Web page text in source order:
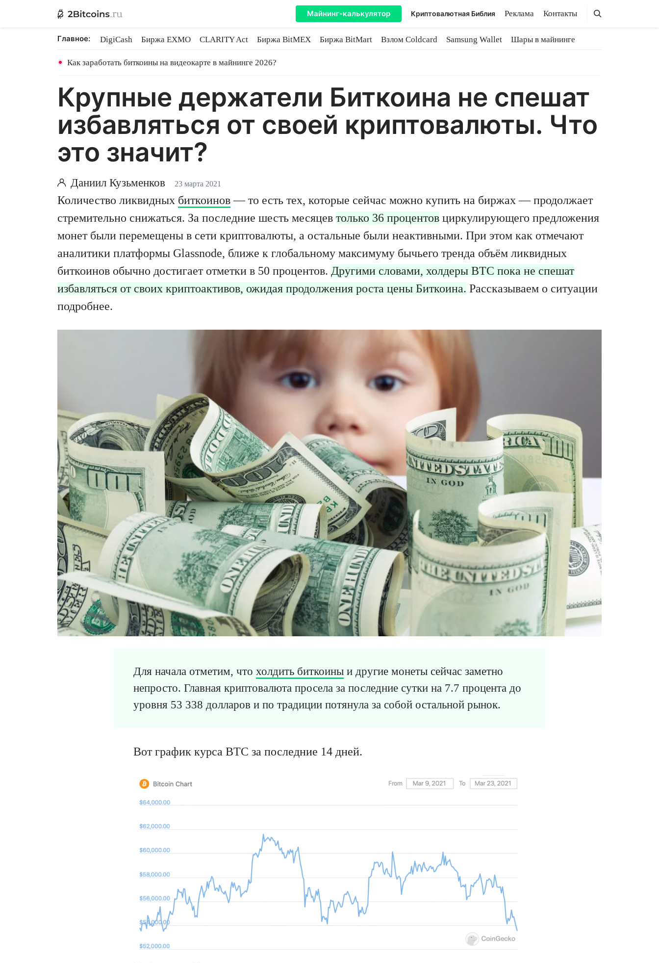
Майнинг-калькулятор Криптовалютная Библия Реклама Контакты Поиск
Поиск
Главное: DigiCash Биржа EXMO CLARITY Act Биржа BitMEX Биржа BitMart Взлом Coldcard Samsung Wallet
Шары в майнинге
Как заработать биткоины на видеокарте в майнинге 2026?
Крупные держатели Биткоина не спешат
избавляться от своей криптовалюты. Что
это значит?
Даниил Кузьменков 23 марта 2021
Количество ликвидных биткоинов— то есть тех, которые сейчас можно купить на биржах — продолжает
стремительно снижаться. За последние шесть месяцев только 36 процентов циркулирующего предложения
монет были перемещены в сети криптовалюты, а остальные были неактивными. При этом как отмечают
аналитики платформы Glassnode, ближе к глобальному максимуму бычьего тренда объём ликвидных
биткоинов обычно достигает отметки в 50 процентов. Другими словами, холдеры BTC пока не спешат
избавляться от своих криптоактивов, ожидая продолжения роста цены Биткоина. Рассказываем о ситуации
подробнее.
Для начала отметим, что холдить биткоины и другие монеты сейчас заметно
непросто. Главная криптовалюта просела за последние сутки на 7.7 процента до
уровня 53 338 долларов и по традиции потянула за собой остальной рынок.
Вот график курса BTC за последние 14 дней.